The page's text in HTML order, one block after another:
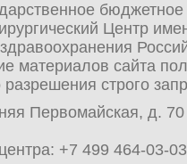
Центр
материалов сайта
разрешения строго
Первомайская, д.
+7 499 464-03-03